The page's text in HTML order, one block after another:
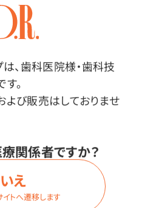
、歯科医院様・歯科技
。
び販売はしておりませ
関係者ですか？
え
トへ遷移します
ズ
号：
×